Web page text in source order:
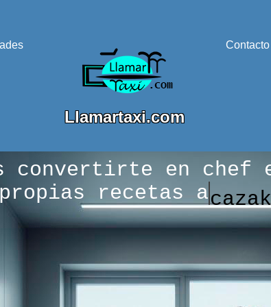
Llamartaxi.com
Contacto
convertirte en chef
propias recetas a